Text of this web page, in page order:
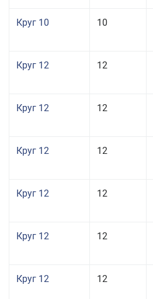
Круг 10 10
Круг 12 12
Круг 12 12
Круг 12 12
Круг 12 12
Круг 12 12
Круг 12 12